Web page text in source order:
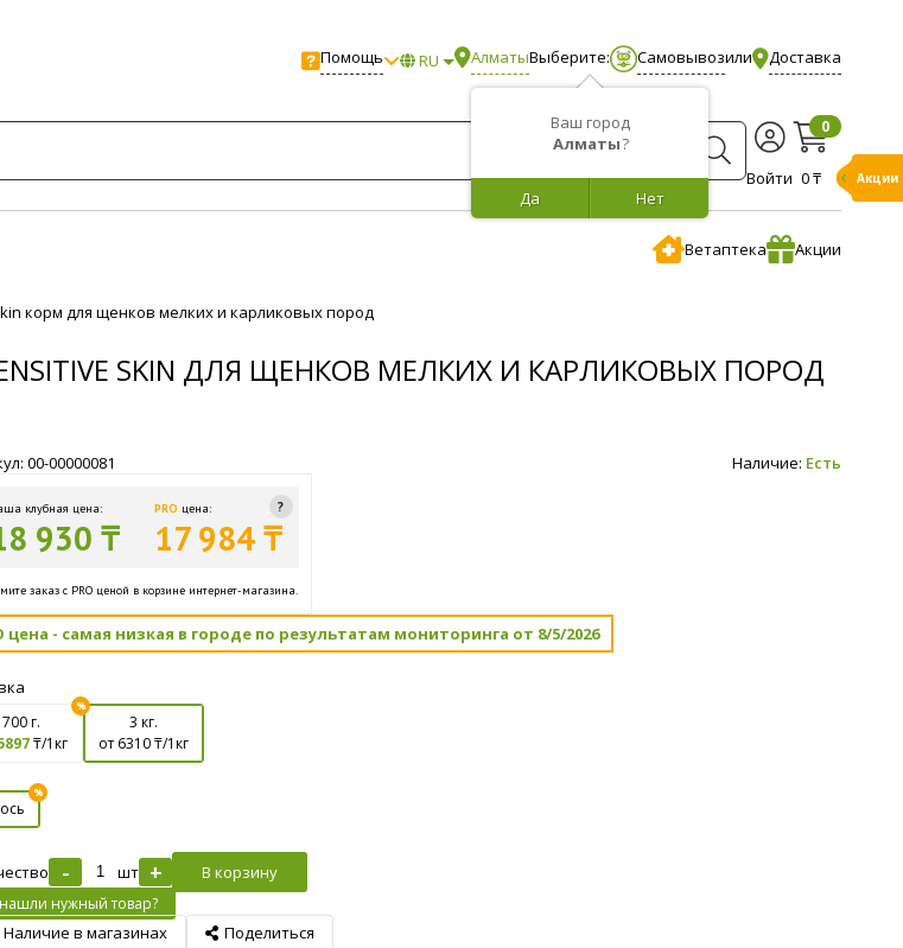
Помощь RU Алматы
Ваш город
Алматы?
Нет
Да
Выберите: Самовывозили Доставка
Войти
0
0 ₸
Ветаптека Акции
корм для щенков мелких и карликовых пород
SKIN ДЛЯ ЩЕНКОВ МЕЛКИХ И КАРЛИКОВЫХ ПОРОД
00-00000081 Наличие: Есть
клубная цена:
930 ₸
PRO цена:
17 984 ₸
заказ с PRO ценой в корзине интернет-магазина.
цена - самая низкая в городе по результатам мониторинга от 8/5/2026
700 г.
₸/1кг
3 кг.
от 6310₸/1кг
- шт + В корзину
нужный товар?
Наличие в магазинах Поделиться
Акции